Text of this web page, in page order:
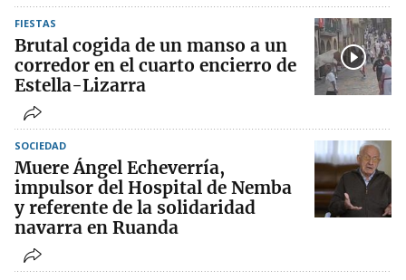
FIESTAS
Brutal cogida de un manso a un
corredor en el cuarto encierro de
Estella-Lizarra
SOCIEDAD
Muere Ángel Echeverría,
impulsor del Hospital de Nemba
y referente de la solidaridad
navarra en Ruanda